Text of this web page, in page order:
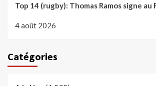
Top 14 (rugby): Thomas Ramos signe au
4 août 2026
Catégories